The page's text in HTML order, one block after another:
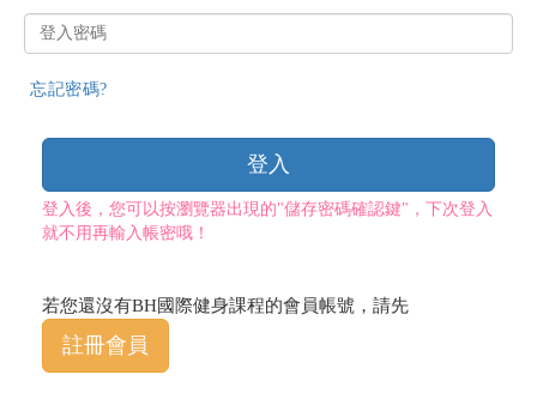
號
入
碼
忘記密碼?
登入
登入後，您可以按瀏覽器出現的"儲存密碼確認鍵"，下次登入
就不用再輸入帳密哦！
若您還沒有BH國際健身課程的會員帳號，請先
註冊會員